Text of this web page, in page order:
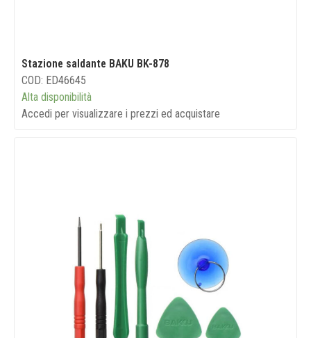
Stazione saldante BAKU BK-878
COD: ED46645
Alta disponibilità
Accedi per visualizzare i prezzi ed acquistare